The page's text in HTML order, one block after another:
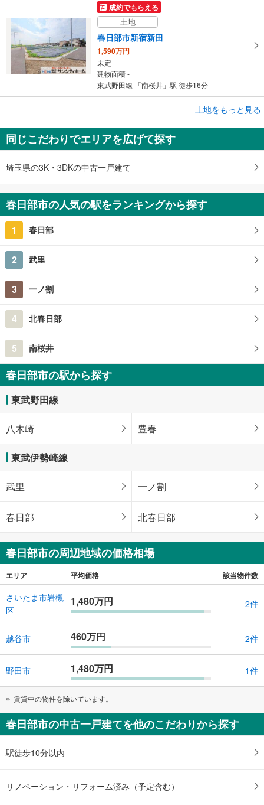
成約でもらえる
土地
春日部市新宿新田
1,590万円
未定
建物面積 -
東武野田線 「南桜井」駅 徒歩16分
春日部市樋堀 建築条件付き売地
780万円
未定
建物面積 -
土地をもっと見る
同じこだわりでエリアを広げて探す
埼玉県の3K・3DKの中古一戸建て
春日部市の人気の駅をランキングから探す
1 春日部
2 武里
3 一ノ割
4 北春日部
5 南桜井
春日部市の駅から探す
東武野田線
八木崎 豊春
東武伊勢崎線
武里 一ノ割
春日部 北春日部
春日部市の周辺地域の価格相場
エリア 平均価格 該当物件数
さいたま市岩槻
区
1,480万円 2件
越谷市 460万円 2件
野田市 1,480万円 1件
賃貸中の物件を除いています。
春日部市の中古一戸建てを他のこだわりから探す
駅徒歩10分以内
リノベーション・リフォーム済み（予定含む）